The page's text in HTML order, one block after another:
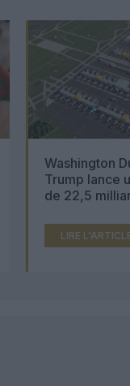
Washington
Trump lance
de 22,5
LIRE